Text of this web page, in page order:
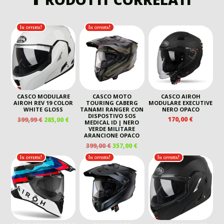
In offerta!
CASCO MODULARE
AIROH REV 19 COLOR
WHITE GLOSS
399,99€ IL
399,99 €.
285,00€IL
PREZZO
ATTUALE
285,00 €.
In offerta!
CASCO MOTO
TOURING CABERG
TANAMI RANGER CON
DISPOSTIVO SOS
MEDICAL ID | NERO
VERDE MILITARE
ARANCIONE OPACO
399,00€IL
PREZZO
ORIGINALE
ERA:
399,00 €.
357,00€IL
PREZZO
ATTUALE
357,00 €.
CASCO AIROH
MODULARE EXECUTIVE
NERO OPACO
170,00€
In offerta! In offerta! In offerta!